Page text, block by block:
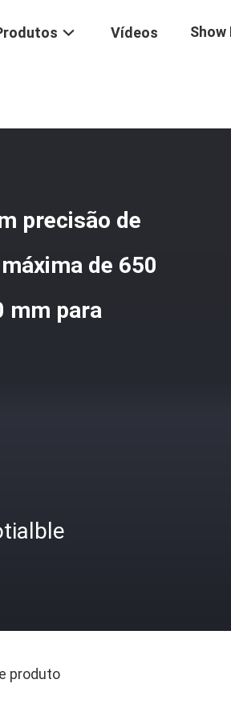
Vídeos Show
precisão de
de 650
mm para
produto